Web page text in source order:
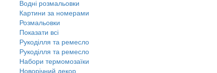
Водні розмальовки
Картини за номерами
Розмальовки
Показати всі
Рукоділля та ремесло
Рукоділля та ремесло
Набори термомозаїки
Новорічний декор